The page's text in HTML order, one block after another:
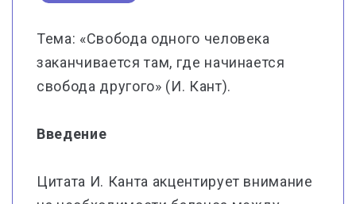
Тема: «Свобода одного человека
заканчивается там, где начинается
свобода другого» (И. Кант).
Введение
Цитата И. Канта акцентирует внимание